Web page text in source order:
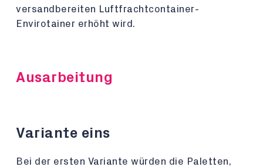
versandbereiten Luftfrachtcontainer-
Envirotainer erhöht wird.
Ausarbeitung
Variante eins
Bei der ersten Variante würden die Paletten,